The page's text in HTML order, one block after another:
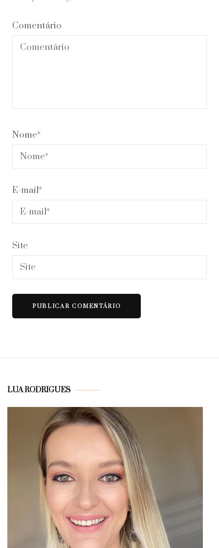
Comentário
Nome*
E-mail*
Site
LUA RODRIGUES